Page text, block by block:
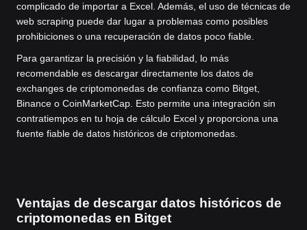
complicado de importar a Excel. Además, el uso de técnicas de
web scraping puede dar lugar a problemas como posibles
prohibiciones o una recuperación de datos poco fiable.
Para garantizar la precisión y la fiabilidad, lo más
recomendable es descargar directamente los datos de
exchanges de criptomonedas de confianza como Bitget,
Binance o CoinMarketCap. Esto permite una integración sin
contratiempos en tu hoja de cálculo Excel y proporciona una
fuente fiable de datos históricos de criptomonedas.
Ventajas de descargar datos históricos de
criptomonedas en Bitget